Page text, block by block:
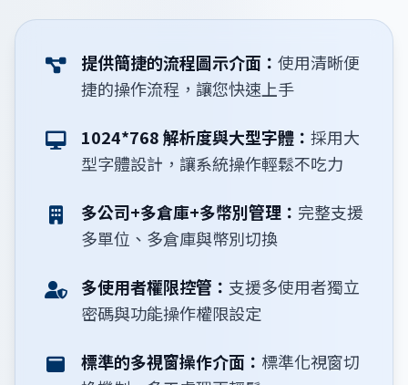
提供簡捷的流程圖示介面： 使用清晰便
捷的操作流程，讓您快速上手
1024*768 解析度與大型字體： 採用大
型字體設計，讓系統操作輕鬆不吃力
多公司+多倉庫+多幣別管理： 完整支援
多單位、多倉庫與幣別切換
多使用者權限控管： 支援多使用者獨立
密碼與功能操作權限設定
標準的多視窗操作介面： 標準化視窗切